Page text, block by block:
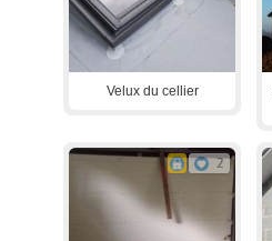
Velux du cellier
2